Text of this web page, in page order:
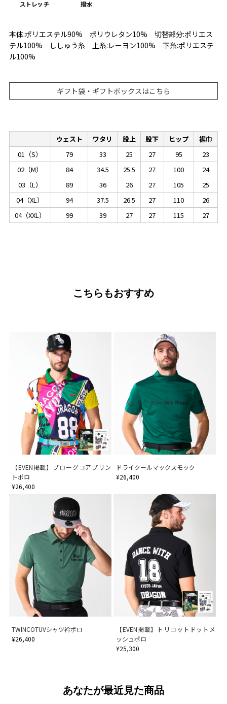
本体:ポリエステル90% ポリウレタン10% 切替部分:ポリエス
テル100% ししゅう糸 上糸:レーヨン100% 下糸:ポリエステ
ル100%
ギフト袋・ギフトボックスはこちら
ウェスト ワタリ 股上 股下 ヒップ
裾巾
01（S）
79 33 25 27 95
23
02（M）
84 34.5 25.5 27 100
24
03（L）
89 36 26 27 105
25
04（XL）
94 37.5 26.5 27 110
26
04（XXL）
99 39 27 27 115 27
こちらもおすすめ
【EVEN掲載】ブローグコアプリン
トポロ
¥26,400
ドライクールマックスモック
¥26,400
TWINCOTUVシャツ衿ポロ
¥26,400
【EVEN掲載】トリコットドットメ
ッシュポロ
¥25,300
あなたが最近見た商品